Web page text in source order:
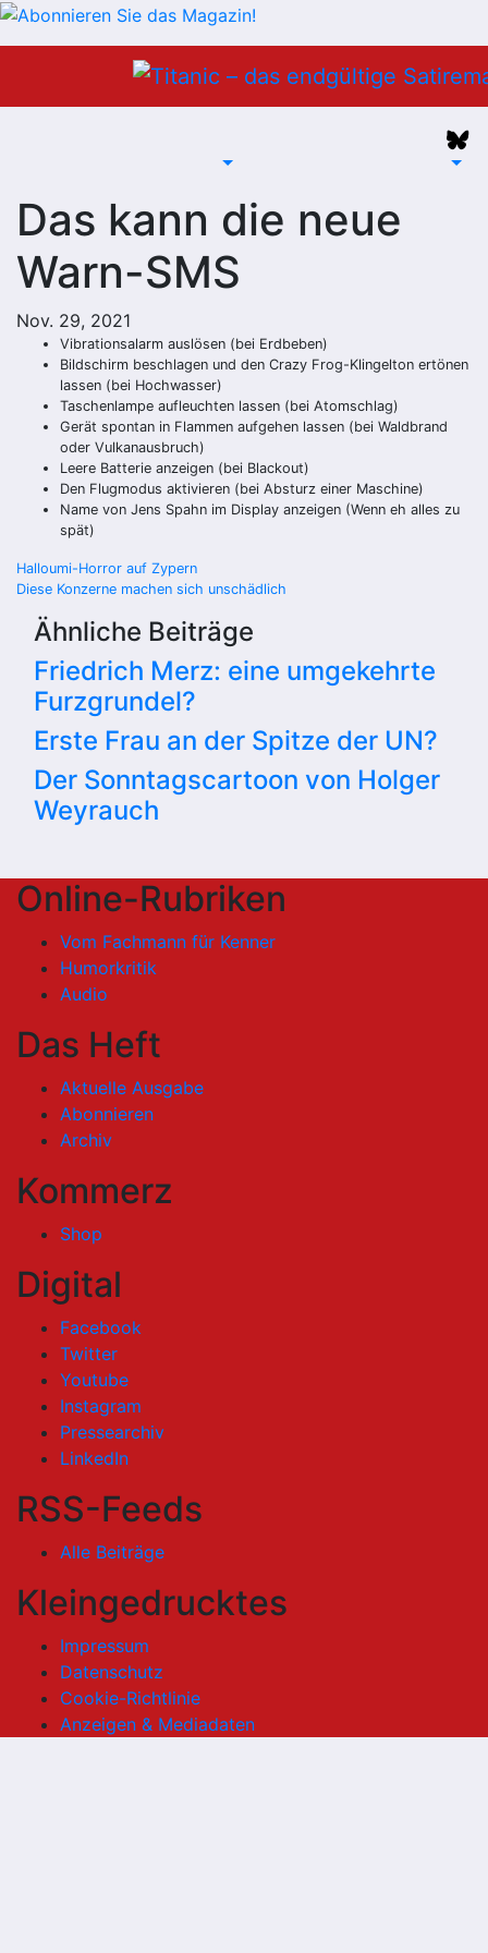
Das kann die neue
Warn-SMS
Nov. 29, 2021
Vibrationsalarm auslösen (bei Erdbeben)
Bildschirm beschlagen und den Crazy Frog-Klingelton ertönen
lassen (bei Hochwasser)
Taschenlampe aufleuchten lassen (bei Atomschlag)
Gerät spontan in Flammen aufgehen lassen (bei Waldbrand
oder Vulkanausbruch)
Leere Batterie anzeigen (bei Blackout)
Den Flugmodus aktivieren (bei Absturz einer Maschine)
Name von Jens Spahn im Display anzeigen (Wenn eh alles zu
spät)
Beitragsnavigation
Halloumi-Horror auf Zypern
Diese Konzerne machen sich unschädlich
Ähnliche Beiträge
Friedrich Merz: eine umgekehrte
Furzgrundel?
Erste Frau an der Spitze der UN?
Der Sonntagscartoon von Holger
Weyrauch
Online-Rubriken
Vom Fachmann für Kenner
Humorkritik
Audio
Das Heft
Aktuelle Ausgabe
Abonnieren
Archiv
Kommerz
Shop
Digital
Facebook
Twitter
Youtube
Instagram
Pressearchiv
LinkedIn
RSS-Feeds
Alle Beiträge
Kleingedrucktes
Impressum
Datenschutz
Cookie-Richtlinie
Anzeigen & Mediadaten